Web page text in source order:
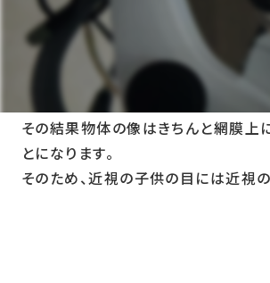
ZEISS MyoKids Lenses マイオキ
なぜ子供のために設計された
子供の学習と経験の大部分は目を
近視の方の目が一般的な単焦点レン
その結果物体の像はきちんと網膜上
とになります。
そのため、近視の子供の目には近視